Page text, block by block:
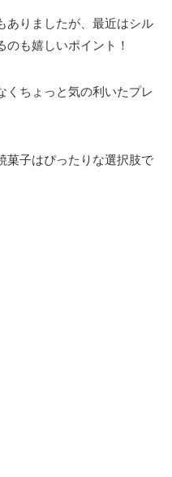
ありましたが、最近はシル
のも嬉しいポイント！
くちょっと気の利いたプレ
菓子はぴったりな選択肢で